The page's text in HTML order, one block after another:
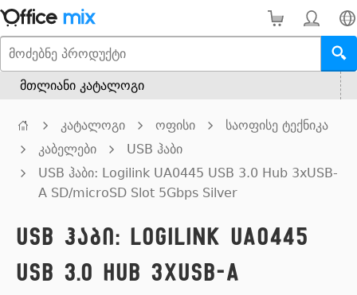
მთლიანი კატალოგი
კატალოგი ოფისი
საოფისე ტექნიკა
კაბელები
USB ჰაბი
USB ჰაბი: Logilink UA0445 USB 3.0 Hub 3xUSB-
A SD/microSD Slot 5Gbps Silver
USB ჰაბი: Logilink UA0445
USB 3.0 Hub 3xUSB-A